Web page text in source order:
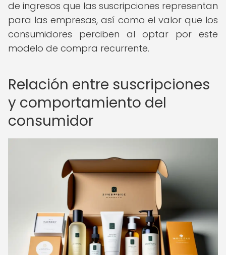
de ingresos que las suscripciones representan
para las empresas, así como el valor que los
consumidores perciben al optar por este
modelo de compra recurrente.
Relación entre suscripciones
y comportamiento del
consumidor